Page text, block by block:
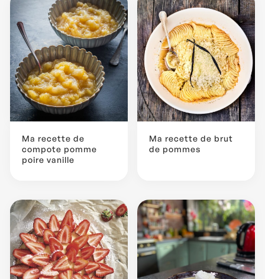
Ma recette de
compote pomme
poire vanille
Ma recette de brut
de pommes